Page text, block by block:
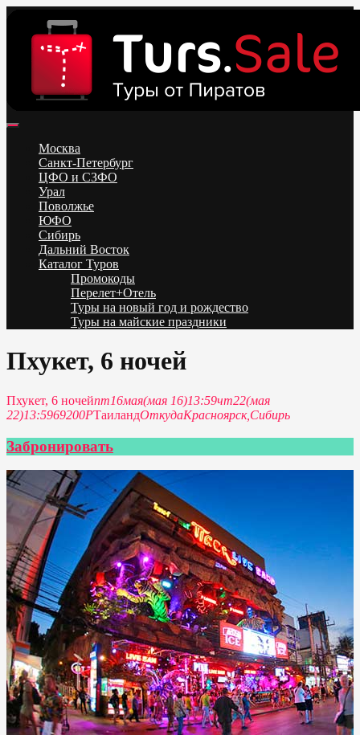
content
Низкие цены на путевки 3-7-10 ночей все включено, отдых на
море. Распродажа экскурсионных и горнолыжных туров.
Обновление каждый день. Официальный сайт Тур Сейл
Москва
Санкт-Петербург
ЦФО и СЗФО
Урал
Поволжье
ЮФО
Сибирь
Дальний Восток
Каталог Туров
Промокоды
Перелет+Отель
Туры на новый год и рождество
Туры на майские праздники
Пхукет, 6 ночей
Пхукет, 6 ночейпт16мая(мая 16)13:59чт22(мая
22)13:5969200PТаиландОткудаКрасноярск, Сибирь
Забронировать